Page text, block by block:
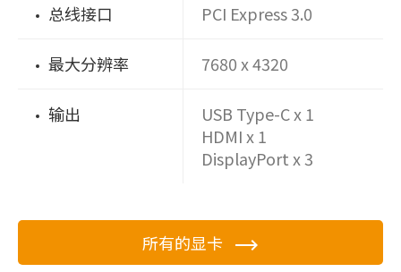
总线接口 PCI Express 3.0
最大分辨率 7680 x 4320
输出
USB Type-C x 1
HDMI x 1
DisplayPort x 3
所有的显卡